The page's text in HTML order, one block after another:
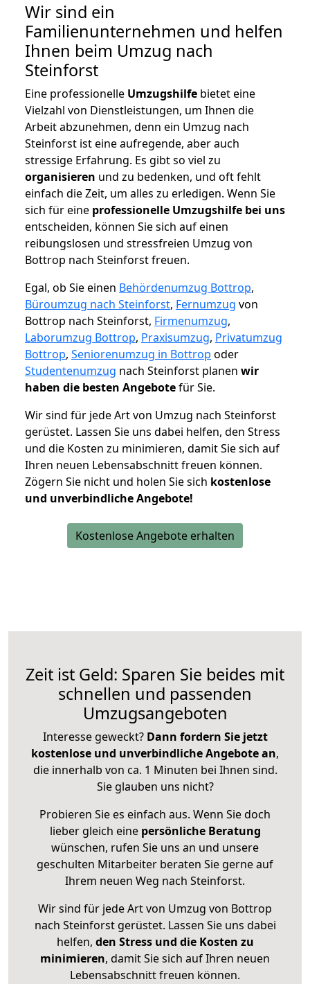
Wir sind ein
Familienunternehmen und helfen
Ihnen beim Umzug nach
Steinforst
Eine professionelle Umzugshilfe bietet eine
Vielzahl von Dienstleistungen, um Ihnen die
Arbeit abzunehmen, denn ein Umzug nach
Steinforst ist eine aufregende, aber auch
stressige Erfahrung. Es gibt so viel zu
organisieren und zu bedenken, und oft fehlt
einfach die Zeit, um alles zu erledigen. Wenn Sie
sich für eine professionelle Umzugshilfe bei uns
entscheiden, können Sie sich auf einen
reibungslosen und stressfreien Umzug von
Bottrop nach Steinforst freuen.
Egal, ob Sie einen Behördenumzug Bottrop,
Büroumzug nach Steinforst, Fernumzug von
Bottrop nach Steinforst, Firmenumzug,
Laborumzug Bottrop, Praxisumzug, Privatumzug
Bottrop, Seniorenumzug in Bottrop oder
Studentenumzug nach Steinforst planen wir
haben die besten Angebotefür Sie.
Wir sind für jede Art von Umzug nach Steinforst
gerüstet. Lassen Sie uns dabei helfen, den Stress
und die Kosten zu minimieren, damit Sie sich auf
Ihren neuen Lebensabschnitt freuen können.
Zögern Sie nicht und holen Sie sich kostenlose
und unverbindliche Angebote!
Kostenlose Angebote erhalten
Zeit ist Geld: Sparen Sie beides mit
schnellen und passenden
Umzugsangeboten
Interesse geweckt? Dann fordern Sie jetzt
kostenlose und unverbindliche Angebote an,
die innerhalb von ca. 1 Minuten bei Ihnen sind.
Sie glauben uns nicht?
Probieren Sie es einfach aus. Wenn Sie doch
lieber gleich eine persönliche Beratung
wünschen, rufen Sie uns an und unsere
geschulten Mitarbeiter beraten Sie gerne auf
Ihrem neuen Weg nach Steinforst.
Wir sind für jede Art von Umzug von Bottrop
nach Steinforst gerüstet. Lassen Sie uns dabei
helfen, den Stress und die Kosten zu
minimieren, damit Sie sich auf Ihren neuen
Lebensabschnitt freuen können.